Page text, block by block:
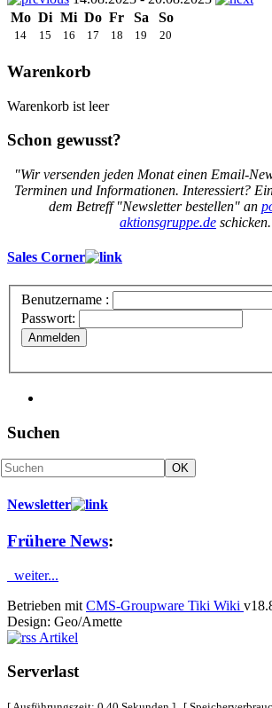
Mo Di Mi Do Fr Sa So
14 15 16 17 18 19 20
Warenkorb
Warenkorb ist leer
Schon gewusst?
"Wir versenden jeden Monat einen Email-
Terminen und Informationen. Interessiert?
dem Betreff "Newsletter bestellen" an
aktionsgruppe.de
Sales Corner
Benutzername :
Passwort:
Anmelden
Suchen
Newsletter
Frühere News:
weiter...
Betrieben mit CMS-Groupware Tiki Wiki
Design: Geo/Amette
Artikel
Serverlast